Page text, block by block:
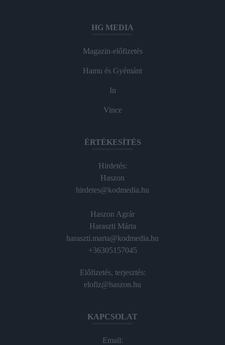
HG MEDIA
Magazin-előfizetés
Hamu és Gyémánt
In
Vince
ÉRTÉKESÍTÉS
Hirdetés:
Haszon
hirdetes@kodmedia.hu
Haszon Agrár
Haraszti Márta
haraszti.marta@kodmedia.hu
+36305157045
Előfizetés, terjesztés:
elofiz@haszon.hu
KAPCSOLAT
Email: